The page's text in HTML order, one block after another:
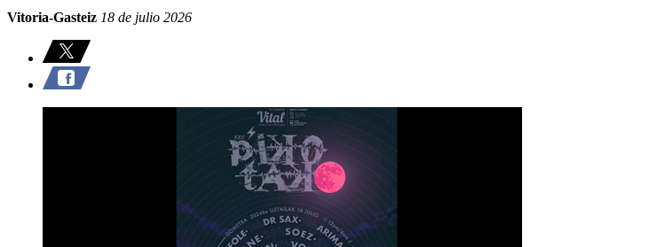
Vitoria-Gasteiz 18 de julio 2026